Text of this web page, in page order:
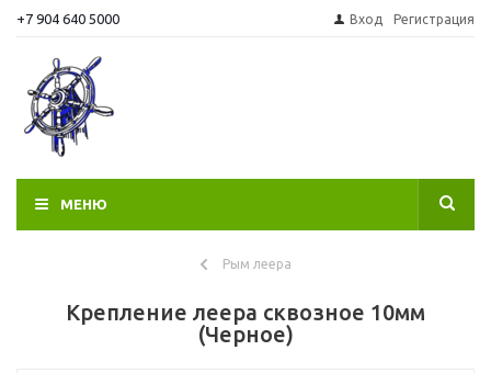
+7 904 640 5000 Вход Регистрация
МЕНЮ
Рым леера
Крепление леера сквозное 10мм
(Черное)